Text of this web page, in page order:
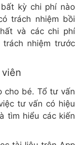
kỳ chi phí nào
trách nhiệm bồi
và các chi phí
nhiệm trước
cho bé. Tổ tư vấn
tư vấn có hiệu
tìm hiểu các kiến